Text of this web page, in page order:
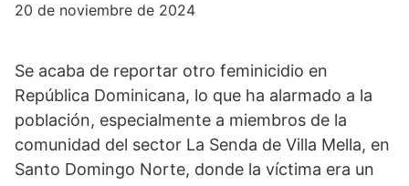
20 de noviembre de 2024
Se acaba de reportar otro feminicidio en
República Dominicana, lo que ha alarmado a la
población, especialmente a miembros de la
comunidad del sector La Senda de Villa Mella, en
Santo Domingo Norte, donde la víctima era un